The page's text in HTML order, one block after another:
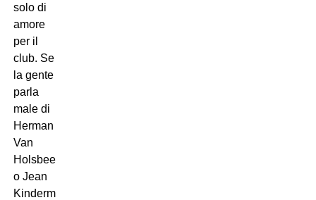
solo di
amore
per il
club. Se
la gente
parla
male di
Herman
Van
Holsbeeck
o Jean
Kindermans,